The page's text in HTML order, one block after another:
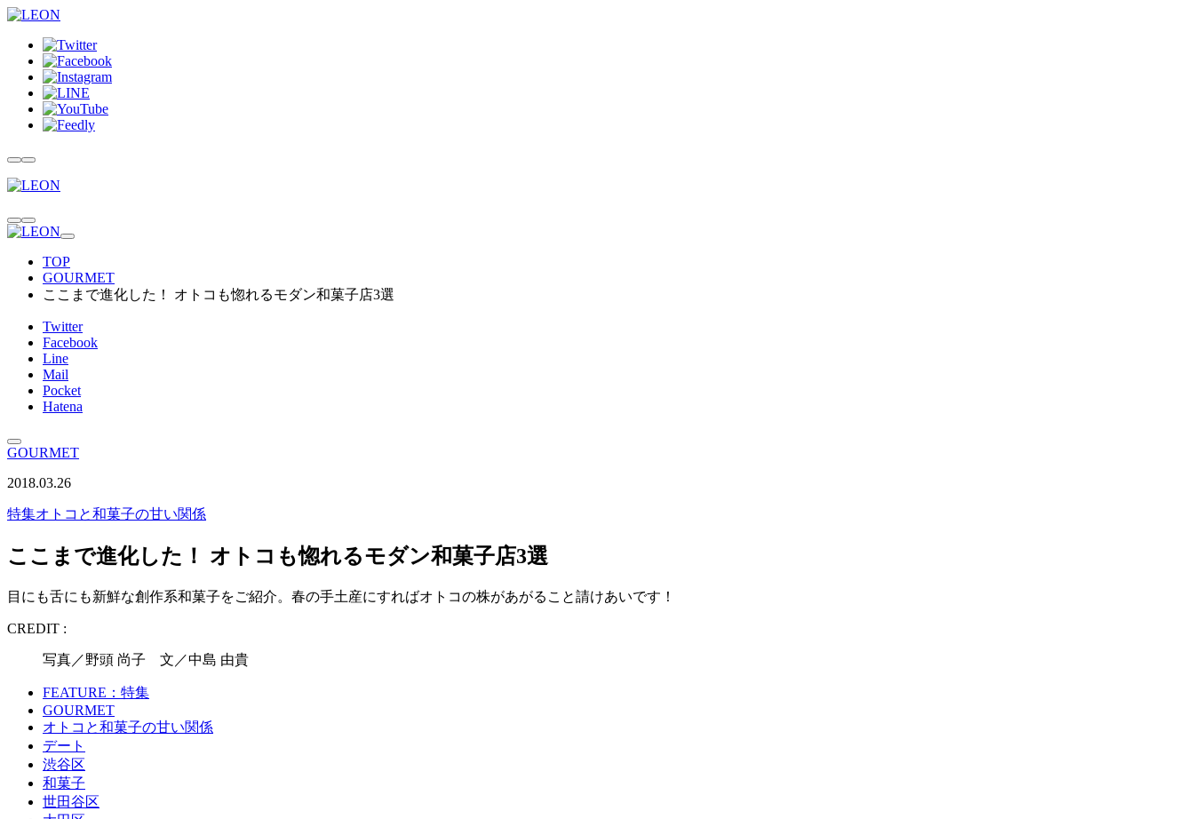
TOP
GOURMET
ここまで進化した！ オトコも惚れるモダン和菓子店3選
Twitter
Facebook
Line
Mail
Pocket
Hatena
GOURMET
2018.03.26
特集オトコと和菓子の甘い関係
ここまで進化した！ オトコも惚れるモダン和菓子店3選
目にも舌にも新鮮な創作系和菓子をご紹介。春の手土産にすればオトコの株があがること請けあいです！
CREDIT :
写真／野頭 尚子 文／中島 由貴
FEATURE：特集
GOURMET
オトコと和菓子の甘い関係
デート
渋谷区
和菓子
世田谷区